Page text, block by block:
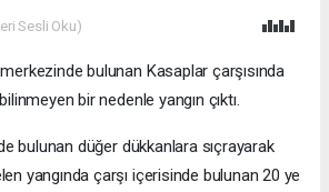
Sesli Oku)
bulunan Kasaplar çarşısında
bir nedenle yangın çıktı.
bulunan düğer dükkanlara sıçrayarak
yangında çarşı içerisinde bulunan 20 ye